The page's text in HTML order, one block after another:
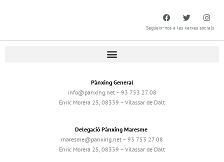
Segueix-nos a les xarxes socials
Pànxing General
info@panxing.net – 93 753 27 08
Enric Morera 25, 08339 – Vilassar de Dalt
Delegació Pànxing Maresme
maresme@panxing.net – 93 753 27 08
Enric Morera 25, 08339 – Vilassar de Dalt